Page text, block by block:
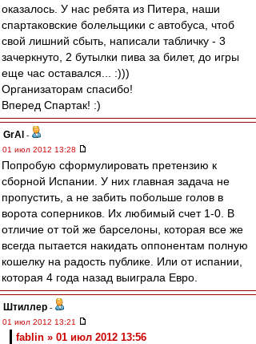
оказалось. У нас ребята из Питера, наши
спартаковские болельщики с автобуса, чтоб
свой лишний сбыть, написали табличку - 3
зачеркнуто, 2 бутылки пива за билет, до игры
еще час оставался... :)))
Организаторам спасибо!
Вперед Спартак! :)
GrAl -
01 июл 2012 13:28
Попробую сформулировать претензию к
сборной Испании. У них главная задача не
пропустить, а не забить побольше голов в
ворота соперников. Их любимый счет 1-0. В
отличие от той же барселоны, которая все же
всегда пытается накидать оппонентам полную
кошелку на радость публике. Или от испании,
которая 4 года назад выиграла Евро.
Штиллер -
01 июл 2012 13:21
fablin » 01 июл 2012 13:56